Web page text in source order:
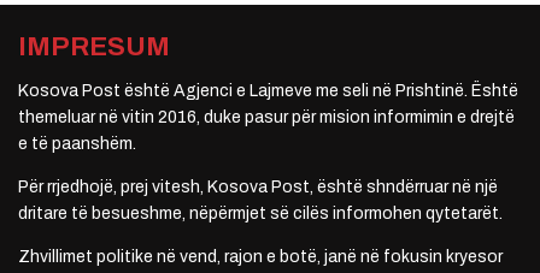
IMPRESUM
Kosova Post është Agjenci e Lajmeve me seli në Prishtinë. Është
themeluar në vitin 2016, duke pasur për mision informimin e drejtë
e të paanshëm.
Për rrjedhojë, prej vitesh, Kosova Post, është shndërruar në një
dritare të besueshme, nëpërmjet së cilës informohen qytetarët.
Zhvillimet politike në vend, rajon e botë, janë në fokusin kryesor